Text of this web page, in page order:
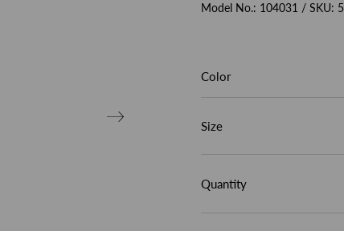
Model No.: 104031 / SKU:
Color
Size
Quantity